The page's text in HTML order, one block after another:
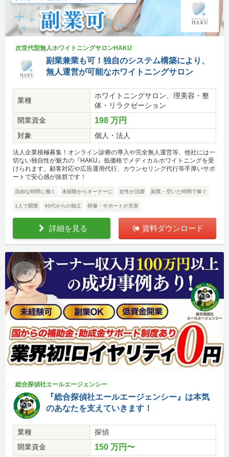
次世代型無人ホワイトニングサロンHAKU
副業兼業も可！独自のシステム構築により、
無人運営が可能なホワイトニングサロン
業種
ホワイトニングサロン、理美容・整
体・リラクゼーション
開業資金
198 万円
対象 個人・法人
法人企業積極募集！オンライン診療の導入や完全無人運営等、他社には一
切ない独自性が魅力の『HAKU』低価格でメディカルホワイトニングを受
けられます。顧客対応や広告運用代行、カウンセリング代行等手厚いサポ
ートで安心感が抜群です！
自由な時間に働く 未経験からオーナーに 女性が活躍 副業・空いた時間で稼ぐ
1人で開業 40代からの独立 研修・サポートが充実
詳細を見る 資料ダウンロード
総合探偵社エールエージェンシー
『総合探偵社エールエージェンシー』は本気
のあなたを支えていきます！
業種
探偵
開業資金
150 万円〜